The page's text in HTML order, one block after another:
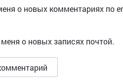
о новых комментариях по
о новых записях почтой.